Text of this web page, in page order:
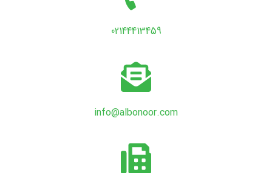
02144413459
info@albonoor.com